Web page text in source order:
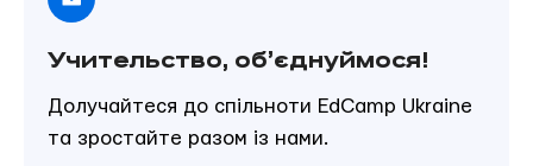
Учительство, об’єднуймося!
Долучайтеся до спільноти EdCamp Ukraine
та зростайте разом із нами.